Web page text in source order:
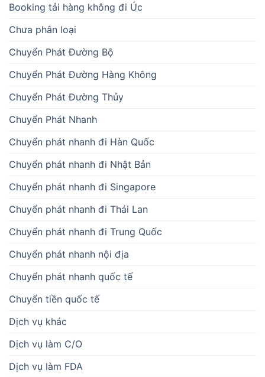
Booking tải hàng không đi Úc
Chưa phân loại
Chuyển Phát Đường Bộ
Chuyển Phát Đường Hàng Không
Chuyển Phát Đường Thủy
Chuyển Phát Nhanh
Chuyển phát nhanh đi Hàn Quốc
Chuyển phát nhanh đi Nhật Bản
Chuyển phát nhanh đi Singapore
Chuyển phát nhanh đi Thái Lan
Chuyển phát nhanh đi Trung Quốc
Chuyển phát nhanh nội địa
Chuyển phát nhanh quốc tế
Chuyển tiền quốc tế
Dịch vụ khác
Dịch vụ làm C/O
Dịch vụ làm FDA